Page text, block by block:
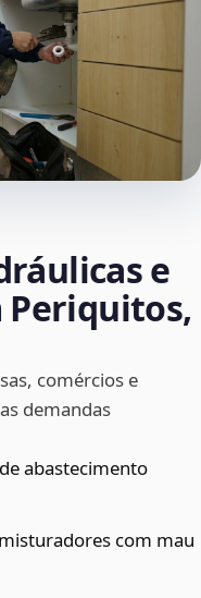
e
Periquitos,
comércios e
demandas
abastecimento
com mau